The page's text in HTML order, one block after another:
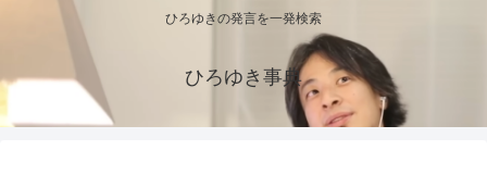
ひろゆきの発言を一発検索
ひろゆき事典